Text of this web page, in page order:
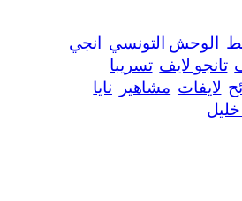
الوحش التونسي انجي
تانجو لايف تسريبا
لايفات مشاهير نايا